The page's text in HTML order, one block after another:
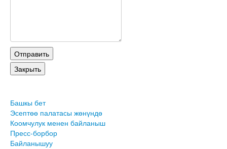
Башкы бет
Эсептөө палатасы жөнүндө
Коомчулук менен байланыш
Пресс-борбор
Байланышуу